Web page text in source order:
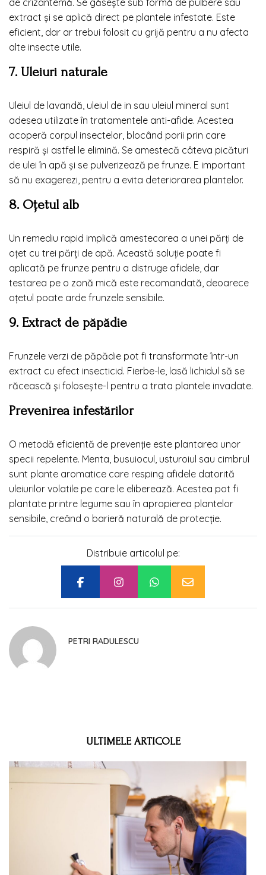
extract și se aplică direct pe plantele infestate. Este
eficient, dar ar trebui folosit cu grijă pentru a nu afecta
alte insecte utile.
7. Uleiuri naturale
Uleiul de lavandă, uleiul de in sau uleiul mineral sunt
adesea utilizate în tratamentele anti-afide. Acestea
acoperă corpul insectelor, blocând porii prin care
respiră și astfel le elimină. Se amestecă câteva picături
de ulei în apă și se pulverizează pe frunze. E important
să nu exagerezi, pentru a evita deteriorarea plantelor.
8. Oțetul alb
Un remediu rapid implică amestecarea a unei părți de
oțet cu trei părți de apă. Această soluție poate fi
aplicată pe frunze pentru a distruge afidele, dar
testarea pe o zonă mică este recomandată, deoarece
oțetul poate arde frunzele sensibile.
9. Extract de păpădie
Frunzele verzi de păpădie pot fi transformate într-un
extract cu efect insecticid. Fierbe-le, lasă lichidul să se
răcească și folosește-l pentru a trata plantele invadate.
Prevenirea infestărilor
O metodă eficientă de prevenție este plantarea unor
specii repelente. Menta, busuiocul, usturoiul sau cimbrul
sunt plante aromatice care resping afidele datorită
uleiurilor volatile pe care le eliberează. Acestea pot fi
plantate printre legume sau în apropierea plantelor
sensibile, creând o barieră naturală de protecție.
Distribuie articolul pe:
PETRI RADULESCU
ULTIMELE ARTICOLE